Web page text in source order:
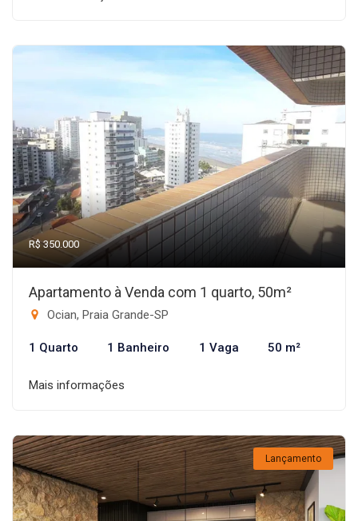
R$ 350.000
Apartamento à Venda com 1 quarto, 50m²
Ocian, Praia Grande-SP
1 Quarto 1 Banheiro 1 Vaga 50 m²
Mais informações
Lançamento